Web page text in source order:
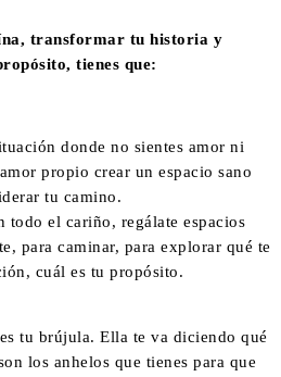
transformar tu historia y
tienes que:
donde no sientes amor ni
propio crear un espacio sano
tu camino.
todo el cariño, regálate espacios
para caminar, para explorar qué te
cuál es tu propósito.
tu brújula. Ella te va diciendo qué
los anhelos que tienes para que